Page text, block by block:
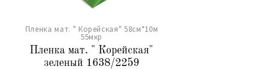
Пленка мат. " Корейская" 58см*10м
55мкр
Пленка мат. " Корейская"
зеленый 1638/2259